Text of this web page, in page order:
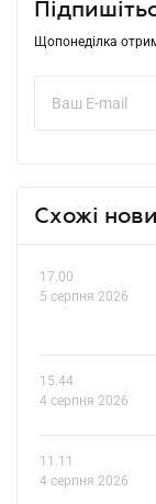
Щопонеділка
Схожі
17.00
5 серпня 2026
15.44
4 серпня 2026
11.11
4 серпня 2026